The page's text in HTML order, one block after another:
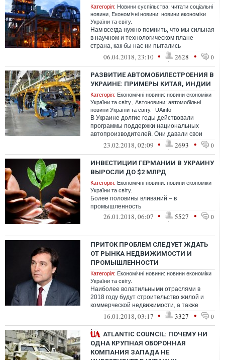
Категорія: Новини суспільства: читати соціальні
новини Економічні новини: новини економіки
України та світу.
Нам всегда нужно помнить, что мы сильная
в научном и технологическом плане
страна, как бы нас ни пытались
переубедить в обратном
06.04.2018, 23:10 • 2628 • 0
РАЗВИТИЕ АВТОМОБИЛЕСТРОЕНИЯ В
УКРАИНЕ: ПРИМЕРЫ КИТАЯ, ИНДИИ
Категорія: Економічні новини: новини економіки
України та світу.
Автоновини: автомобільні
новини України та світу.- UAinfo
В Украине долгие годы действовали
программы поддержки национальных
автопроизводителей. Они давали свои
плоды. Например, в 2007 году АвтоЗАЗ
23.02.2018, 02:09 • 2693 • 0
ИНВЕСТИЦИИ ГЕРМАНИИ В УКРАИНУ
ВЫРОСЛИ ДО $2 МЛРД
Категорія: Економічні новини: новини економіки
України та світу.
Более половины вливаний – в
промышленность
26.01.2018, 06:07 • 5527 • 0
ПРИТОК ПРОБЛЕМ СЛЕДУЕТ ЖДАТЬ
ОТ РЫНКА НЕДВИЖИМОСТИ И
ПРОМЫШЛЕННОСТИ
Категорія: Економічні новини: новини економіки
України та світу.
Наиболее волатильными отраслями в
2018 году будут строительство жилой и
коммерческой недвижимости, а также
сельское хозяйство и машиностроение.
16.01.2018, 03:17 • 3327 • 0
ATLANTIC COUNCIL: ПОЧЕМУ НИ
ОДНА КРУПНАЯ ОБОРОННАЯ
КОМПАНИЯ ЗАПАДА НЕ